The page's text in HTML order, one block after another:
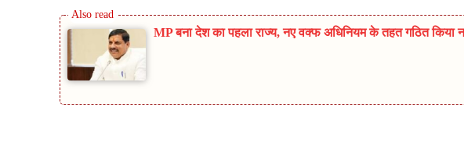
MP बना देश का पहला राज्य, नए वक्फ अधिनियम के तहत गठित किया